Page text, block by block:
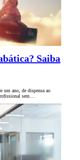
Saiba
um ano, de dispensa ao
sem…